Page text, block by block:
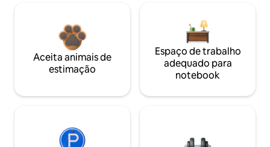
Aceita animais de
estimação
Espaço de trabalho
adequado para
notebook